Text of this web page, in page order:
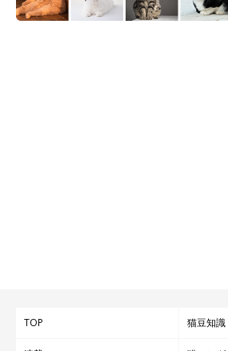
TOP 猫豆知識